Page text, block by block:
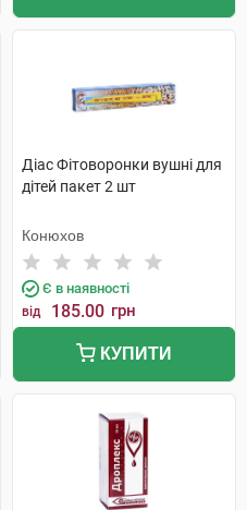
Діас Фітоворонки вушні для
дітей пакет 2 шт
Конюхов
Є в наявності
від 185.00 грн
КУПИТИ